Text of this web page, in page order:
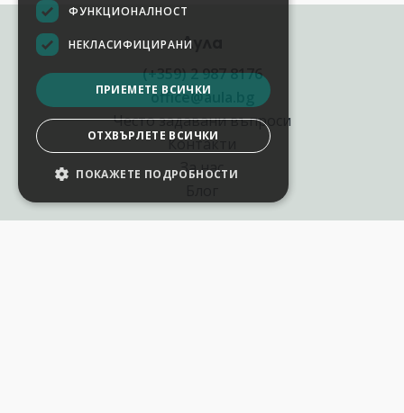
Аула
(+359) 2 987 8176
office@aula.bg
Често задавани въпроси
Контакти
За нас
ФУНКЦИОНАЛНОСТ
НЕКЛАСИФИЦИРАНИ
ПРИЕМЕТЕ ВСИЧКИ
ОТХВЪРЛЕТЕ ВСИЧКИ
ПОКАЖЕТЕ ПОДРОБНОСТИ